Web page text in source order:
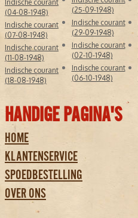
Indische courant
(04-08-1948)
Indische courant
(07-08-1948)
Indische courant
(11-08-1948)
Indische courant
(18-08-1948)
(25-09-1948)
Indische courant
(29-09-1948)
Indische courant
(02-10-1948)
Indische courant
(06-10-1948)
HANDIGE PAGINA'S
HOME
KLANTENSERVICE
SPOEDBESTELLING
OVER ONS